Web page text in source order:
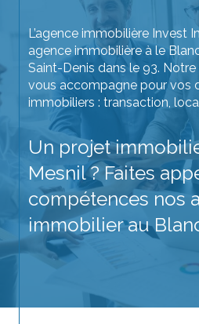
L’agence immobilière Invest
agence immobilière à le
Saint-Denis dans le 93. Notre
vous accompagne pour vos
immobiliers : transaction,
Un projet
Mesnil ? Faites
compétences nos
immobilier au
Achetez votre prochain